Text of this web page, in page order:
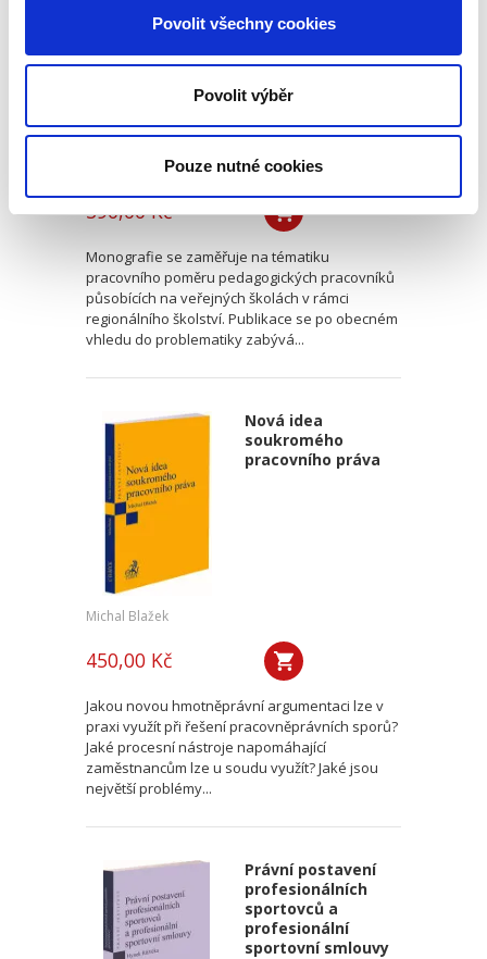
Povolit všechny cookies
Povolit výběr
Pouze nutné cookies
Michal Smejkal
390,00 Kč
Monografie se zaměřuje na tématiku
pracovního poměru pedagogických pracovníků
působících na veřejných školách v rámci
regionálního školství. Publikace se po obecném
vhledu do problematiky zabývá...
Nová idea
soukromého
pracovního práva
Michal Blažek
450,00 Kč
Jakou novou hmotněprávní argumentaci lze v
praxi využít při řešení pracovněprávních sporů?
Jaké procesní nástroje napomáhající
zaměstnancům lze u soudu využít? Jaké jsou
největší problémy...
Právní postavení
profesionálních
sportovců a
profesionální
sportovní smlouvy